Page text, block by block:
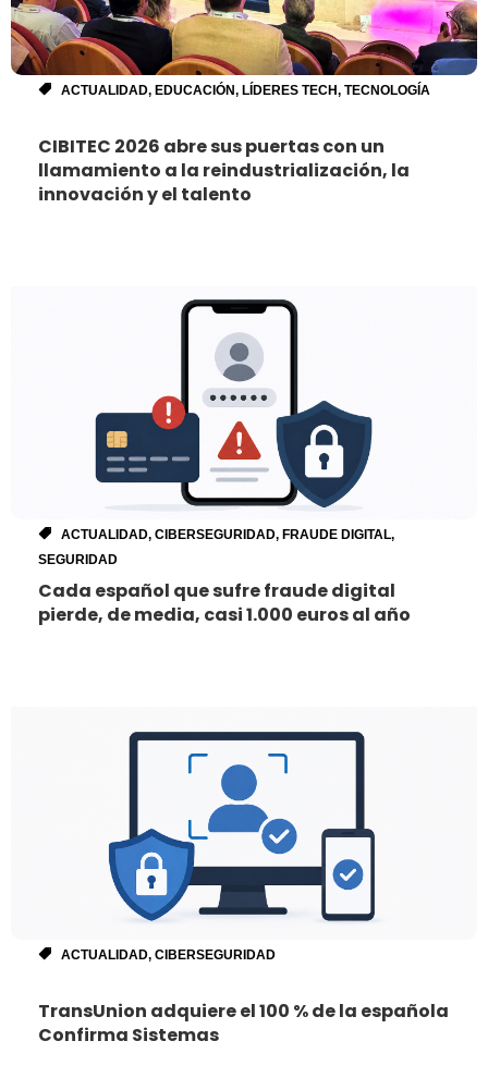
ACTUALIDAD, EDUCACIÓN, LÍDERES TECH, TECNOLOGÍA
CIBITEC 2026 abre sus puertas con un
llamamiento a la reindustrialización, la
innovación y el talento
ACTUALIDAD, CIBERSEGURIDAD, FRAUDE DIGITAL,
SEGURIDAD
Cada español que sufre fraude digital
pierde, de media, casi 1.000 euros al año
ACTUALIDAD, CIBERSEGURIDAD
TransUnion adquiere el 100 % de la española
Confirma Sistemas